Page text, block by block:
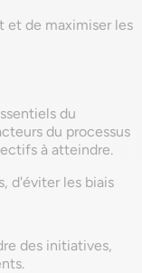
et de maximiser les
du
du processus
à atteindre.
d'éviter les biais
des initiatives,